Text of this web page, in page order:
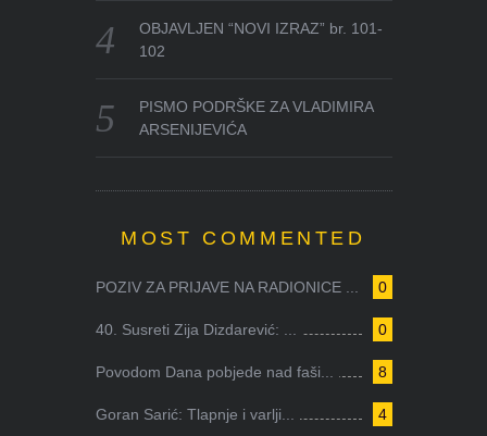
OBJAVLJEN “NOVI IZRAZ” br. 101-
102
PISMO PODRŠKE ZA VLADIMIRA
ARSENIJEVIĆA
MOST COMMENTED
0
POZIV ZA PRIJAVE NA RADIONICE ...
0
40. Susreti Zija Dizdarević: ...
8
Povodom Dana pobjede nad faši...
4
Goran Sarić: Tlapnje i varlji...